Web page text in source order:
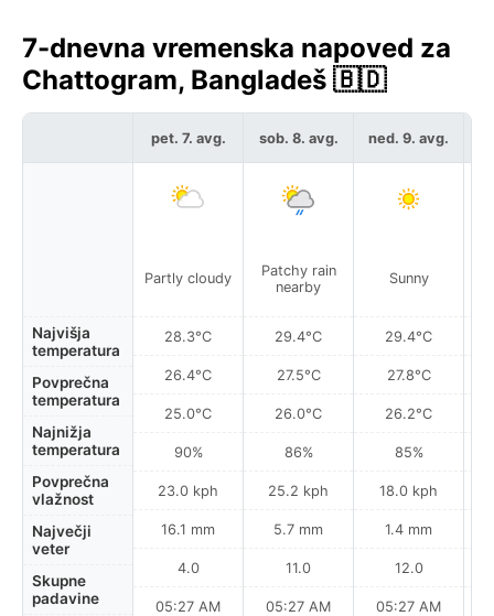
7-dnevna vremenska napoved za
Chattogram, Bangladeš 🇧🇩
Najvišja
temperatura
Povprečna
temperatura
Najnižja
temperatura
Povprečna
vlažnost
Največji
veter
Skupne
padavine
pet. 7. avg.
Partly cloudy
28.3°C
26.4°C
25.0°C
90%
23.0 kph
16.1 mm
4.0
05:27 AM
sob. 8. avg.
Patchy rain
nearby
29.4°C
27.5°C
26.0°C
86%
25.2 kph
5.7 mm
11.0
05:27 AM
ned. 9. avg.
Sunny
29.4°C
27.8°C
26.2°C
85%
18.0 kph
1.4 mm
12.0
05:27 AM